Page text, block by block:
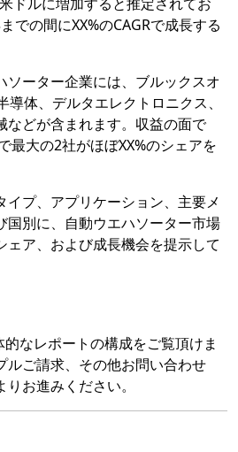
での間にXX%のCAGRで成長する
ソーター企業には、ブルックスオ
体、デルタエレクトロニクス、
などが含まれます。収益の面で
最大の2社がほぼXX%のシェアを
イプ、アプリケーション、主要メ
国別に、自動ウエハソーター市場
ェア、および成長機会を提示して
なレポートの構成をご覧頂けま
ルご請求、その他お問い合わせ
お進みください。